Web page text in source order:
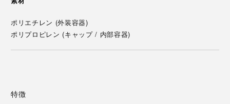
ポリエチレン (外装容器)
ポリプロピレン (キャップ / 内部容器)
特徴